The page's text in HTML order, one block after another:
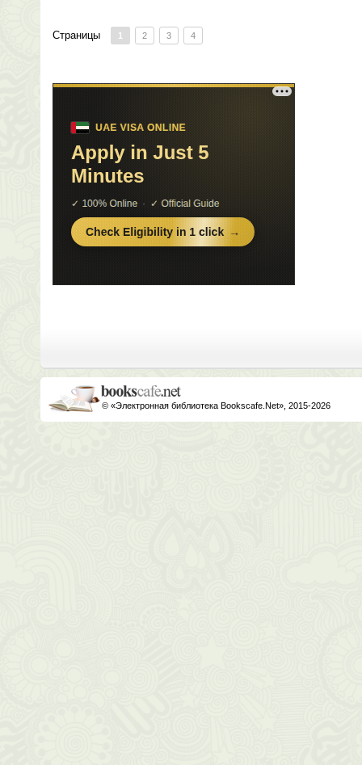
Страницы 1 2 3 4
© «Электронная библиотека Bookscafe.Net», 2015-2026